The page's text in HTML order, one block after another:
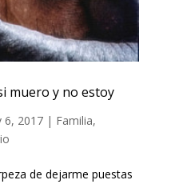
muero y no estoy
6, 2017| Familia,
de dejarme puestas